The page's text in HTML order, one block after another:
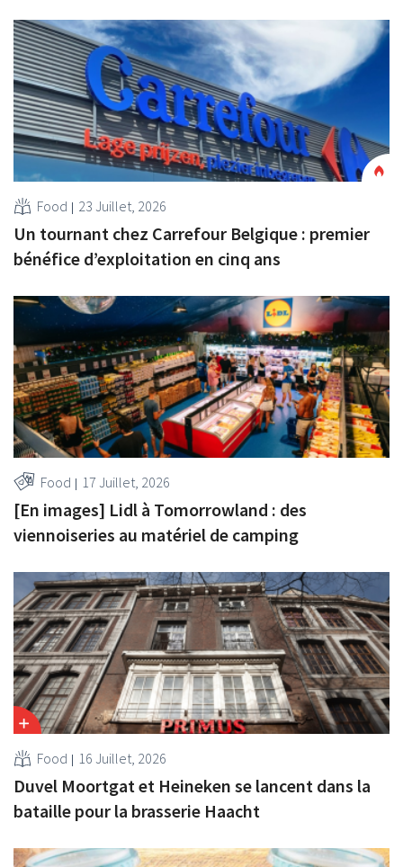
Food 23 Juillet, 2026
Un tournant chez Carrefour Belgique : premier
bénéfice d’exploitation en cinq ans
Food 17 Juillet, 2026
[En images] Lidl à Tomorrowland : des
viennoiseries au matériel de camping
Food 16 Juillet, 2026
Duvel Moortgat et Heineken se lancent dans la
bataille pour la brasserie Haacht